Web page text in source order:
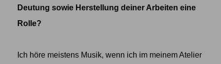
Deutung sowie Herstellung deiner Arbeiten eine
Rolle?
Ich höre meistens Musik, wenn ich im meinem Atelier